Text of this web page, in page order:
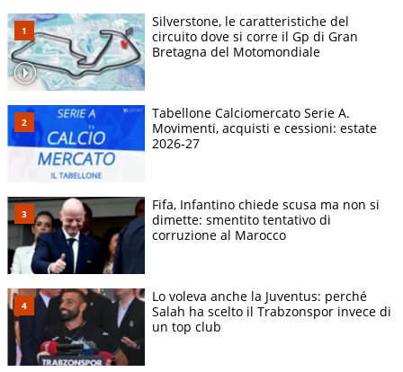
Silverstone, le caratteristiche del
circuito dove si corre il Gp di Gran
Bretagna del Motomondiale
Tabellone Calciomercato Serie A.
Movimenti, acquisti e cessioni: estate
2026-27
Fifa, Infantino chiede scusa ma non si
dimette: smentito tentativo di
corruzione al Marocco
Lo voleva anche la Juventus: perché
Salah ha scelto il Trabzonspor invece di
un top club